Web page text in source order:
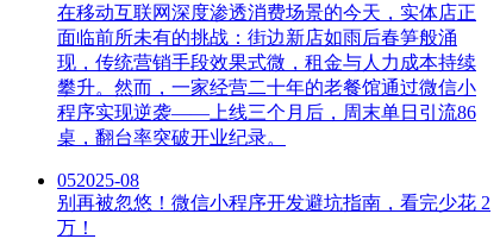
在移动互联网深度渗透消费场景的今天，实体店正
面临前所未有的挑战：街边新店如雨后春笋般涌
现，传统营销手段效果式微，租金与人力成本持续
攀升。然而，一家经营二十年的老餐馆通过微信小
程序实现逆袭——上线三个月后，周末单日引流86
桌，翻台率突破开业纪录。
052025-08
别再被忽悠！微信小程序开发避坑指南，看完少花 2
万！